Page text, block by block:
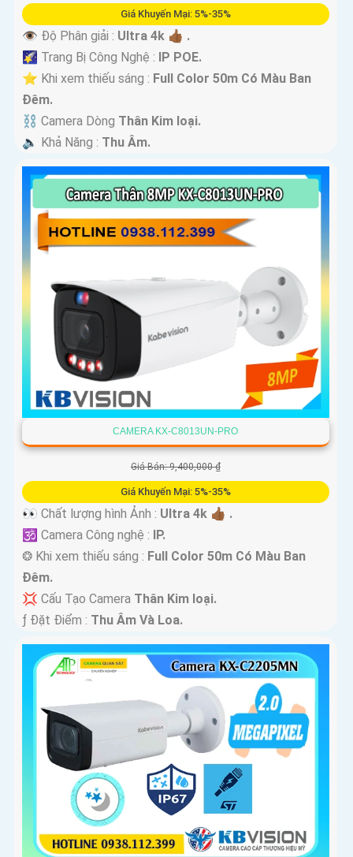
Giá Khuyến Mại: 5%-35%
👁 Độ Phân giải : Ultra 4k 👍🏾 .
🌠 Trang Bị Công Nghệ : IP POE.
⭐ Khi xem thiếu sáng : Full Color 50m Có Màu Ban
Ðêm.
⛓ Camera Dòng Thân Kim loại.
️🔈 Khả Năng : Thu Âm.
CAMERA KX-C8013UN-PRO
Giá Bán: 9,400,000 ₫
Giá Khuyến Mại: 5%-35%
️
👀 Chất lượng hình Ảnh : Ultra 4k 👍🏾 .
🕉️ Camera Công nghệ : IP.
❂ Khi xem thiếu sáng : Full Color 50m Có Màu Ban
Ðêm.
💢 Cấu Tạo Camera Thân Kim loại.
️ƒ Đặt Điểm : Thu Âm Và Loa.